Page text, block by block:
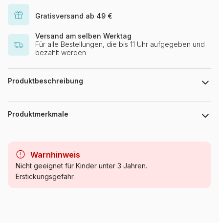
Gratisversand ab 49 €
Versand am selben Werktag
Für alle Bestellungen, die bis 11 Uhr aufgegeben und
bezahlt werden
Produktbeschreibung
Jim Kasper
Produktmerkmale
Kategorie Puzzle - Vögel
Warnhinweis
Nicht geeignet für Kinder unter 3 Jahren.
Erstickungsgefahr.